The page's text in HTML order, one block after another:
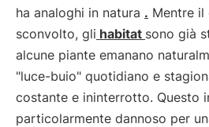
ha analoghi in natura . Mentre il
sconvolto, gli habitat sono già
alcune piante emanano
"luce-buio" quotidiano e
costante e ininterrotto. Questo
particolarmente dannoso per